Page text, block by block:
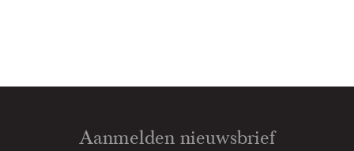
Aanmelden nieuwsbrief